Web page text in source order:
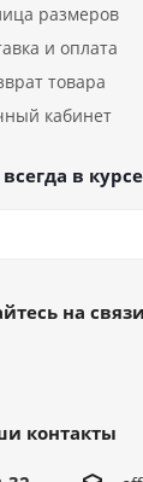
размеров
и оплата
товара
кабинет
в
на связи
контакты